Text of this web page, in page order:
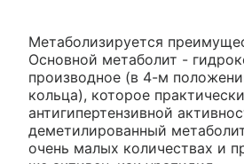
Метаболизируется
Основной метаболит -
производное (в 4-м
кольца), которое
антигипертензивной
деметилированный
очень малых количествах и